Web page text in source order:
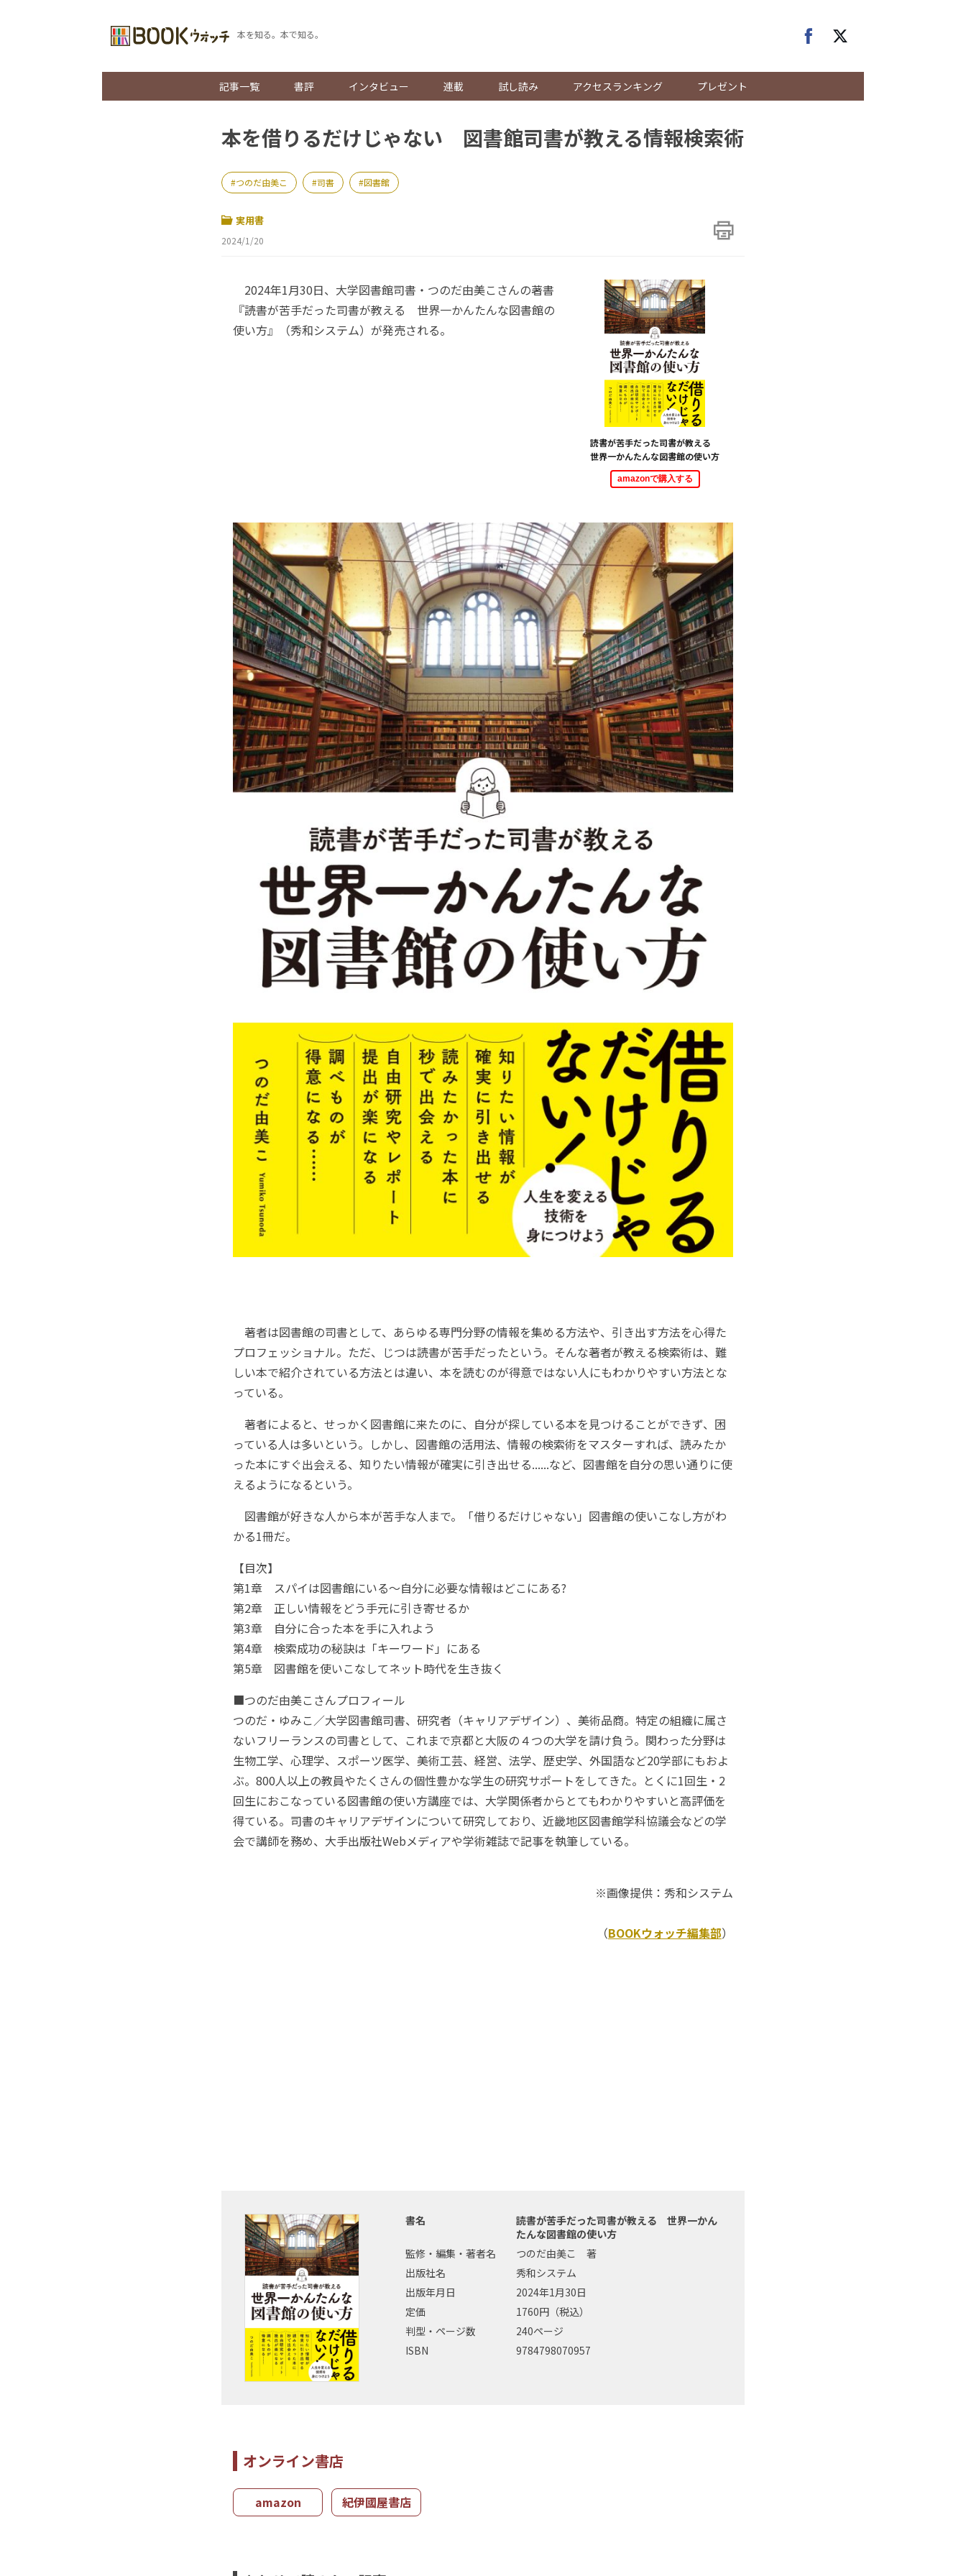
本を知る。本で知る。
記事一覧 書評 インタビュー 連載 試し読み アクセスランキング プレゼント
本を借りるだけじゃない 図書館司書が教える情報検索術
つのだ由美こ 司書 図書館
実用書
2024/1/20
読書が苦手だった司書が教える
世界一かんたんな図書館の使い方
amazonで購入する
2024年1月30日、大学図書館司書・つのだ由美こさんの著書
『読書が苦手だった司書が教える 世界一かんたんな図書館の
使い方』（秀和システム）が発売される。
著者は図書館の司書として、あらゆる専門分野の情報を集める方法や、引き出す方法を心得た
プロフェッショナル。ただ、じつは読書が苦手だったという。そんな著者が教える検索術は、難
しい本で紹介されている方法とは違い、本を読むのが得意ではない人にもわかりやすい方法とな
っている。
著者によると、せっかく図書館に来たのに、自分が探している本を見つけることができず、困
っている人は多いという。しかし、図書館の活用法、情報の検索術をマスターすれば、読みたか
った本にすぐ出会える、知りたい情報が確実に引き出せる......など、図書館を自分の思い通りに使
えるようになるという。
図書館が好きな人から本が苦手な人まで。「借りるだけじゃない」図書館の使いこなし方がわ
かる1冊だ。
【目次】
第1章 スパイは図書館にいる～自分に必要な情報はどこにある?
第2章 正しい情報をどう手元に引き寄せるか
第3章 自分に合った本を手に入れよう
第4章 検索成功の秘訣は「キーワード」にある
第5章 図書館を使いこなしてネット時代を生き抜く
■つのだ由美こさんプロフィール
つのだ・ゆみこ／大学図書館司書、研究者（キャリアデザイン）、美術品商。特定の組織に属さ
ないフリーランスの司書として、これまで京都と大阪の４つの大学を請け負う。関わった分野は
生物工学、心理学、スポーツ医学、美術工芸、経営、法学、歴史学、外国語など20学部にもおよ
ぶ。800人以上の教員やたくさんの個性豊かな学生の研究サポートをしてきた。とくに1回生・2
回生におこなっている図書館の使い方講座では、大学関係者からとてもわかりやすいと高評価を
得ている。司書のキャリアデザインについて研究しており、近畿地区図書館学科協議会などの学
会で講師を務め、大手出版社Webメディアや学術雑誌で記事を執筆している。
※画像提供：秀和システム
（BOOKウォッチ編集部）
書名
読書が苦手だった司書が教える 世界一かん
たんな図書館の使い方
監修・編集・著者名
つのだ由美こ 著
出版社名
秀和システム
出版年月日
2024年1月30日
定価
1760円（税込）
判型・ページ数
240ページ
ISBN
9784798070957
オンライン書店
amazon 紀伊國屋書店